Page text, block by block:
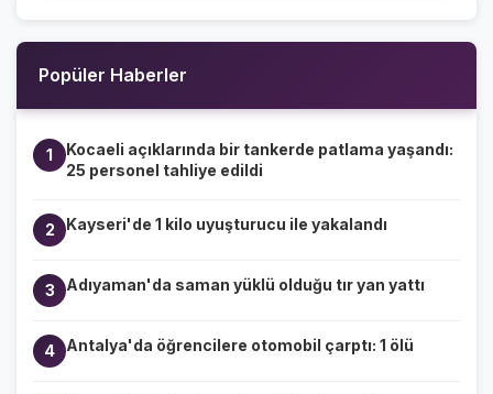
Popüler Haberler
1
Kocaeli açıklarında bir tankerde patlama yaşandı:
25 personel tahliye edildi
2 Kayseri'de 1 kilo uyuşturucu ile yakalandı
3 Adıyaman'da saman yüklü olduğu tır yan yattı
4 Antalya'da öğrencilere otomobil çarptı: 1 ölü